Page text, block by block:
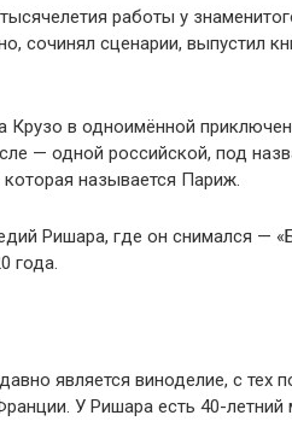
работы у
сочинял сценарии, выпустил
Крузо в одноимённой
— одной российской, под
называется Париж.
Ришара, где он снимался —
года.
является виноделие, с тех
У Ришара есть 40-